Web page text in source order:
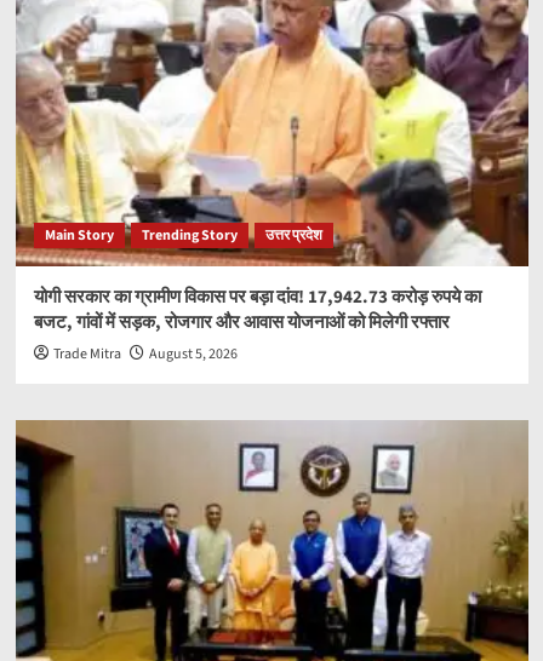
Main Story Trending Story उत्तर प्रदेश
योगी सरकार का ग्रामीण विकास पर बड़ा दांव! 17,942.73 करोड़ रुपये का
बजट, गांवों में सड़क, रोजगार और आवास योजनाओं को मिलेगी रफ्तार
Trade Mitra August 5, 2026